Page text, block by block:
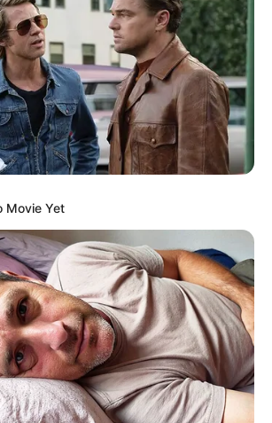
ราคม – 13 กุมภาพันธ์)
ลามใจร้อนจะทำให้ไก่ตื่น ถ้ากำลังแอบ
ความดีเอาไว้ก่อน รุกมากจะเสียเรื่อง
นชื่น แต่ช่วงปลายเริ่มหัวใจหวั่นไหว มี
น ความรักอ่อนไหวง่าย เห็นใครก็เป็น
นโสดไม่เป็นไรหรอก แต่ถ้ามีคนรัก
งแข็งเข้าให้ สิ้นเดือน ความรักป่วนไป
า เขาก็ไปรักคนอื่น คนที่ไม่ชอบก็ดันมา
ช่วงนี้มีเหตุแน่นอนจากมือที่สาม
าพันธ์ – 13 มีนาคม)
Movie Yet